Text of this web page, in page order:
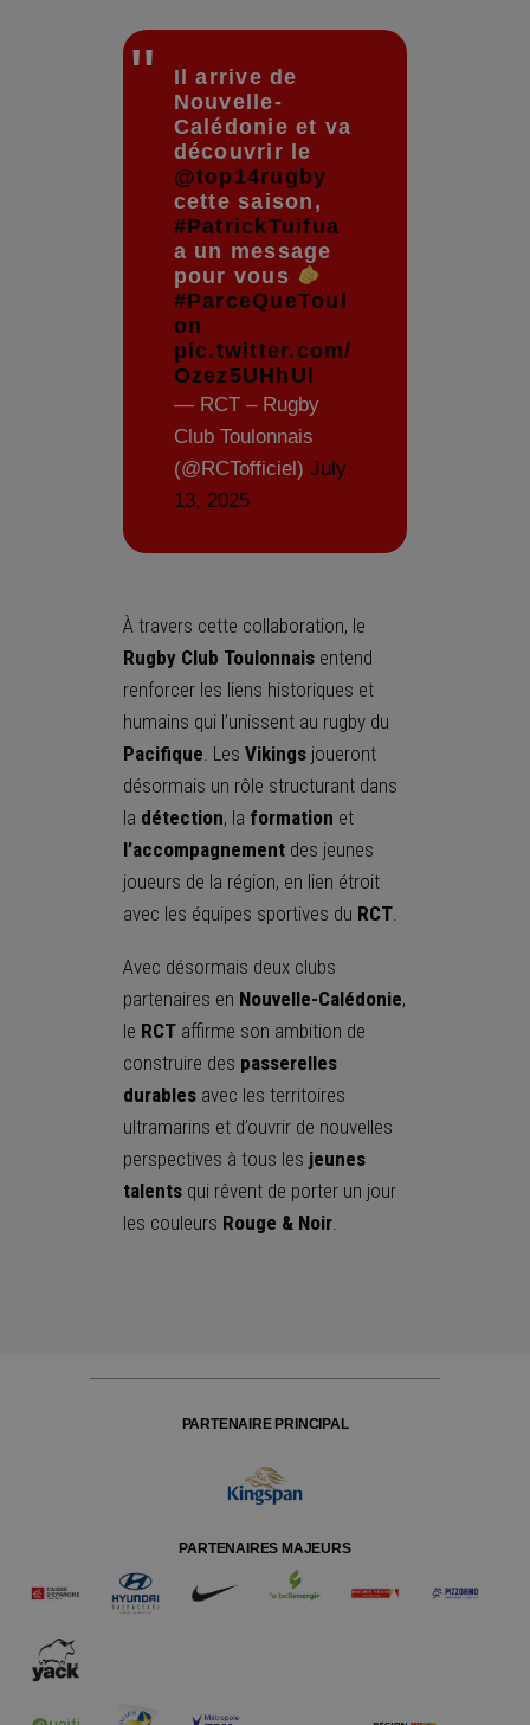
Il arrive de
Nouvelle-
Calédonie et va
découvrir le
@top14rugby
cette saison,
#PatrickTuifua
a un message
pour vous
#ParceQueToul
on
pic.twitter.com/
Ozez5UHhUl
— RCT – Rugby
Club Toulonnais
(@RCTofficiel) July
13, 2025
À travers cette collaboration, le
Rugby Club Toulonnais entend
renforcer les liens historiques et
humains qui l’unissent au rugby du
Pacifique . Les Vikings joueront
désormais un rôle structurant dans
la détection, la formation et
l’accompagnement des jeunes
joueurs de la région, en lien étroit
avec les équipes sportives du RCT
Avec désormais deux clubs
partenaires en Nouvelle-Calédonie,
le RCT affirme son ambition de
construire des passerelles
durables avec les territoires
ultramarins et d’ouvrir de nouvelles
perspectives à tous les jeunes
talents qui rêvent de porter un jour
les couleurs Rouge & Noir.
PARTENAIRE PRINCIPAL
PARTENAIRES MAJEURS